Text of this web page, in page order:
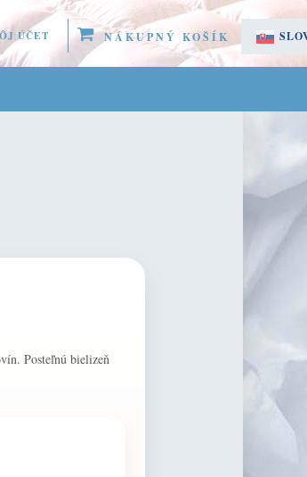
NÁKUPNÝ KOŠÍK
ÚČET
 MENU 
Posteľnú bielizeň